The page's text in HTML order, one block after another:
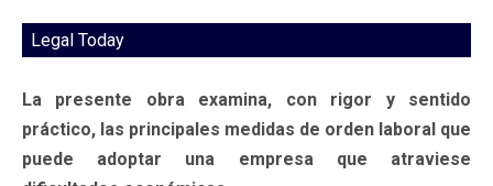
Legal Today
La presente obra examina, con rigor y sentido
práctico, las principales medidas de orden laboral que
puede adoptar una empresa que atraviese